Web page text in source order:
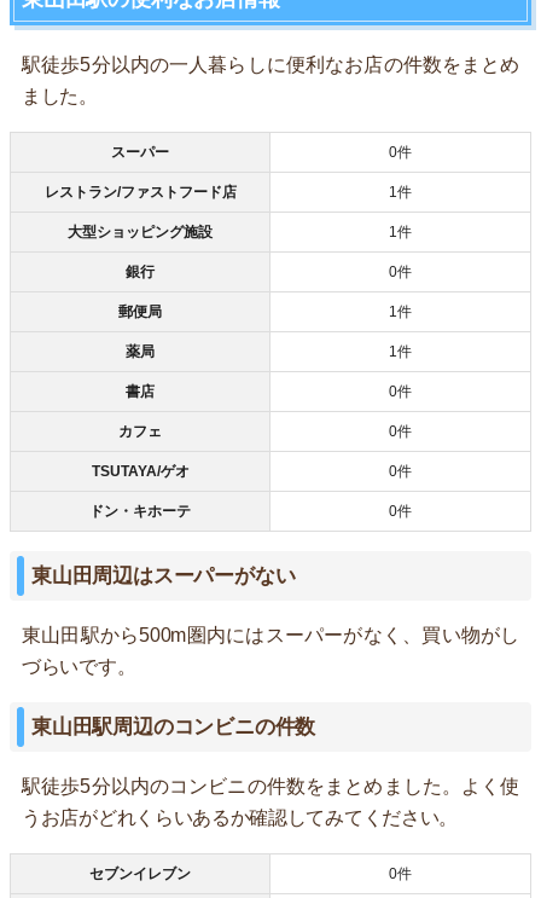
駅徒歩5分以内の一人暮らしに便利なお店の件数をまとめ
ました。
スーパー 0件
レストラン/ファストフード店 1件
大型ショッピング施設 1件
銀行 0件
郵便局 1件
薬局 1件
書店 0件
カフェ 0件
TSUTAYA/ゲオ 0件
ドン・キホーテ 0件
東山田周辺はスーパーがない
東山田駅から500m圏内にはスーパーがなく、買い物がし
づらいです。
東山田駅周辺のコンビニの件数
駅徒歩5分以内のコンビニの件数をまとめました。よく使
うお店がどれくらいあるか確認してみてください。
セブンイレブン 0件